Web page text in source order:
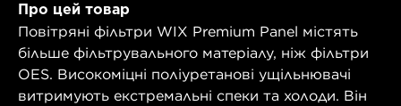
Про цей товар
Повітряні фільтри WIX Premium Panel містять
більше фільтрувального матеріалу, ніж фільтри
OES. Високоміцні поліуретанові ущільнювачі
витримують екстремальні спеки та холоди. Він